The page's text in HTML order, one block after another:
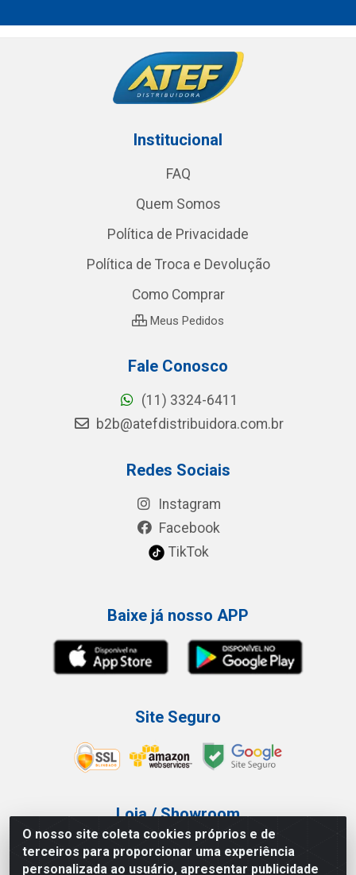
O nosso site coleta cookies próprios e de
terceiros para proporcionar uma experiência
personalizada ao usuário, apresentar publicidade
Institucional
FAQ
Quem Somos
Política de Privacidade
Política de Troca e Devolução
Como Comprar
Meus Pedidos
Fale Conosco
(11) 3324-6411
b2b@atefdistribuidora.com.br
Redes Sociais
Instagram
Facebook
TikTok
Baixe já nosso APP
Site Seguro
Loja / Showroom
Tel.: (11) 3227-0546
Av Vautier, 587/597 - Pari - São Paulo/SP